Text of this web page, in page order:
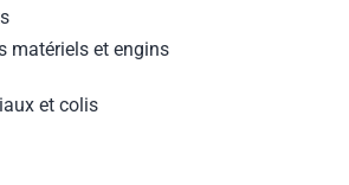
matériels et engins
et colis